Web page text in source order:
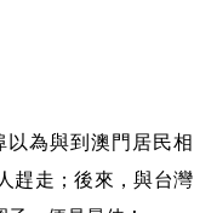
為與到澳門居民相
趕走；後來，與台灣